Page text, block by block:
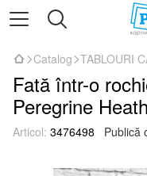
Catalog TABLOURI
Fată într-o
Peregrine
Articol: 3476498 Publică